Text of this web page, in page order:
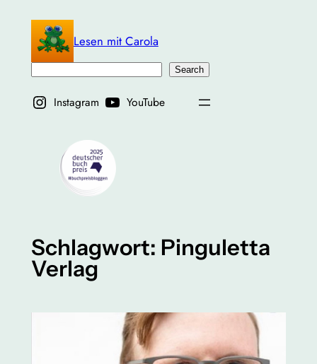
springen
Lesen mit Carola
Search
Instagram YouTube
Schlagwort: Pinguletta
Verlag